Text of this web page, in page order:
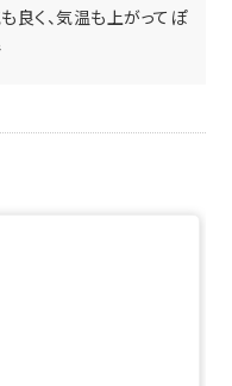
良く、気温も上がってぽ